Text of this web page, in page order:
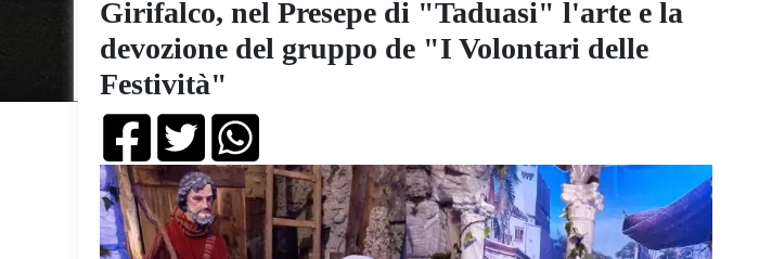
Girifalco, nel Presepe di "Taduasi" l'arte e la
devozione del gruppo de "I Volontari delle
Festività"